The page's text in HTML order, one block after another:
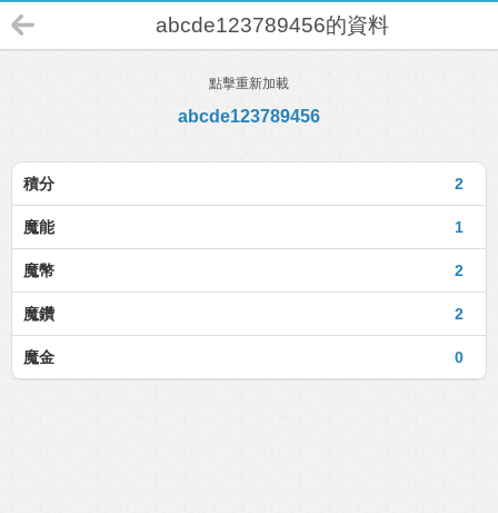
abcde123789456的資料
點擊重新加載
abcde123789456
2
積分
1
魔能
2
魔幣
2
魔鑽
0
魔金